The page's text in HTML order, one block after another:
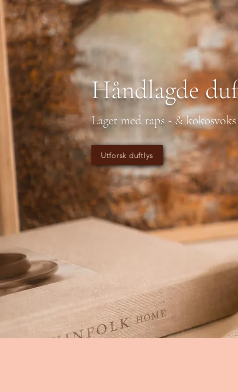
Håndlagde
Laget med raps - &
Utforsk duftlys